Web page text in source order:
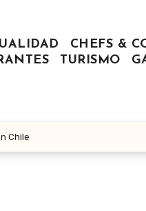
CHEFS &
TURISMO
Chile